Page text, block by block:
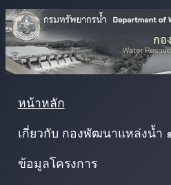
หน้าหลัก
เกี่ยวกับ กองพัฒนาแหล่งน้ำ
ข้อมูลโครงการ